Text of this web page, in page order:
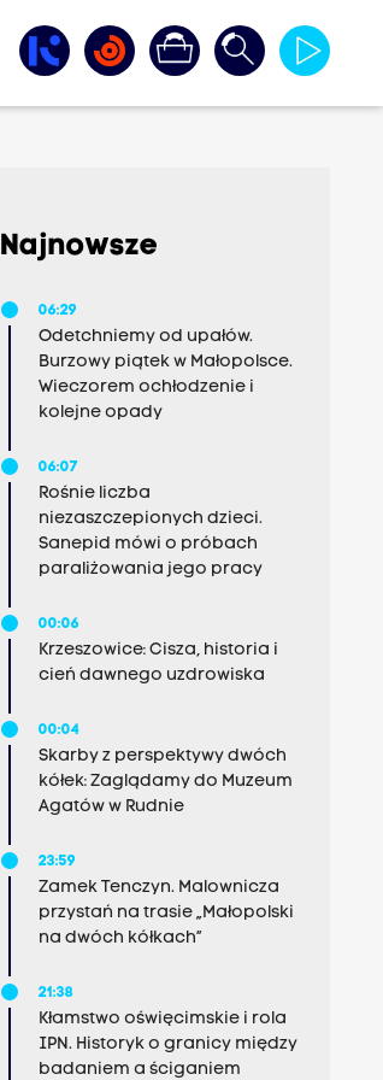
Najnowsze
06:29
Odetchniemy od upałów.
Burzowy piątek w Małopolsce.
Wieczorem ochłodzenie i
kolejne opady
06:07
Rośnie liczba
niezaszczepionych dzieci.
Sanepid mówi o próbach
paraliżowania jego pracy
00:06
Krzeszowice: Cisza, historia i
cień dawnego uzdrowiska
00:04
Skarby z perspektywy dwóch
kółek: Zaglądamy do Muzeum
Agatów w Rudnie
23:59
Zamek Tenczyn. Malownicza
przystań na trasie „Małopolski
na dwóch kółkach”
21:38
Kłamstwo oświęcimskie i rola
IPN. Historyk o granicy między
badaniem a ściganiem